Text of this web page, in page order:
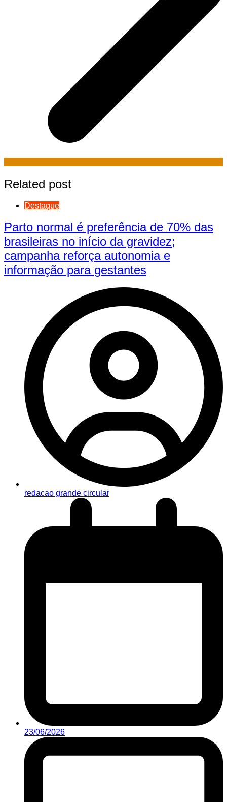
Related post
Destaque
Parto normal é preferência de 70% das
brasileiras no início da gravidez;
campanha reforça autonomia e
informação para gestantes
redacao grande circular
23/06/2026